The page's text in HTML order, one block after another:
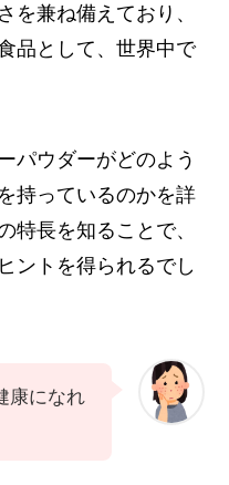
を兼ね備えており、
品として、世界中で
パウダーがどのよう
持っているのかを詳
特長を知ることで、
ントを得られるでし
康になれ